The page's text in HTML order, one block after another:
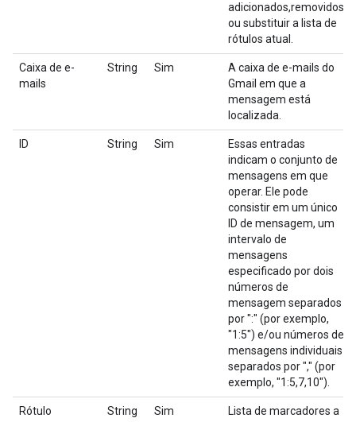
adicionados,removidos
ou substituir a lista de
rótulos atual.
Caixa de e-
mails
String Sim
A caixa de e-mails do
Gmail em que a
mensagem está
localizada.
ID String Sim
Essas entradas
indicam o conjunto de
mensagens em que
operar. Ele pode
consistir em um único
ID de mensagem, um
intervalo de
mensagens
especificado por dois
números de
mensagem separados
por ":" (por exemplo,
"1:5") e/ou números de
mensagens individuais
separados por "," (por
exemplo, "1:5,7,10").
Rótulo String Sim
Lista de marcadores a